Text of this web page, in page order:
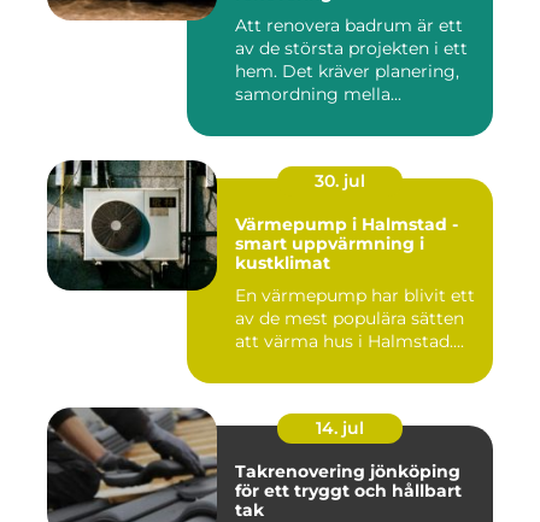
Att renovera badrum är ett
av de största projekten i ett
hem. Det kräver planering,
samordning mella...
30. jul
Värmepump i Halmstad -
smart uppvärmning i
kustklimat
En värmepump har blivit ett
av de mest populära sätten
att värma hus i Halmstad....
14. jul
Takrenovering jönköping
för ett tryggt och hållbart
tak